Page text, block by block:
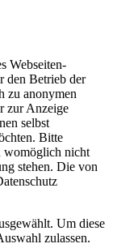
Webseiten-
den Betrieb der
zu anonymen
zur Anzeige
selbst
Bitte
womöglich nicht
stehen. Die von
Um diese
zulassen.